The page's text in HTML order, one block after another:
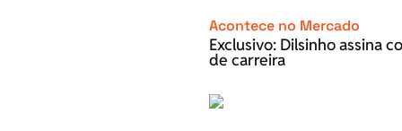
Acontece no Mercado
Exclusivo: Dilsinho assina
de carreira